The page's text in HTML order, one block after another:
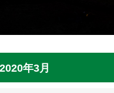
年3月